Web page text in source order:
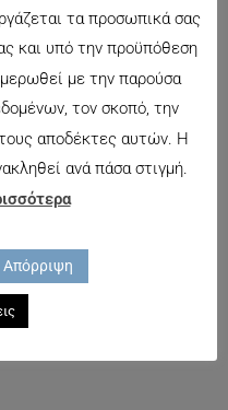
Αποθήκευσε
το όνομά μου,
email, και τον
ιστότοπο μου
τα προσωπικά σας
και υπό την προϋπόθεση
με την παρούσα
τον σκοπό, την
αποδέκτες αυτών. Η
ανά πάσα στιγμή.
Απόρριψη